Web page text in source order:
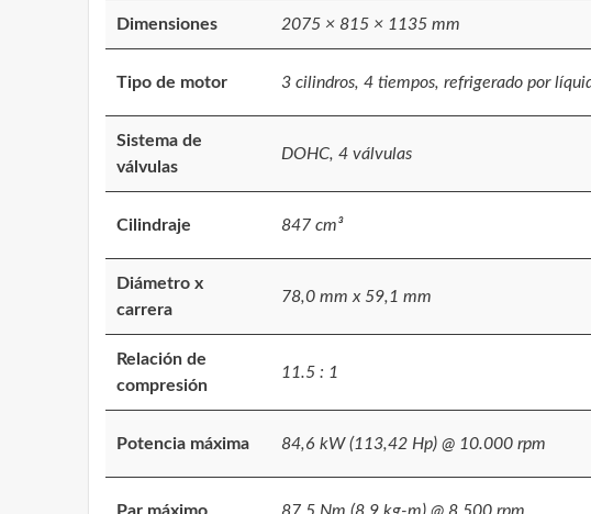
Dimensiones 2075 × 815 × 1135 mm
Tipo de motor 3 cilindros, 4 tiempos, refrigerado por
Sistema de
válvulas
DOHC, 4 válvulas
Cilindraje 847 cm³
Diámetro x
carrera
78,0 mm x 59,1 mm
Relación de
compresión
11.5 : 1
Potencia máxima 84,6 kW (113,42 Hp) @ 10.000 rpm